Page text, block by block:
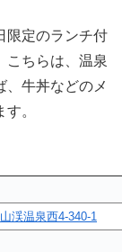
限定のランチ付
こちらは、温泉
、牛丼などのメ
。
渓温泉西4-340-1